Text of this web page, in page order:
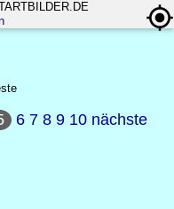
6 7 8 9 10 nächste